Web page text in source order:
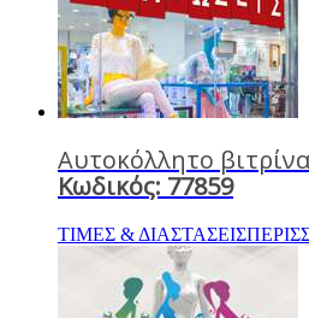
Αυτοκόλλητο
Κωδικός: 77859
ΤΙΜΕΣ & ΔΙΑΣΤΑΣΕΙΣ